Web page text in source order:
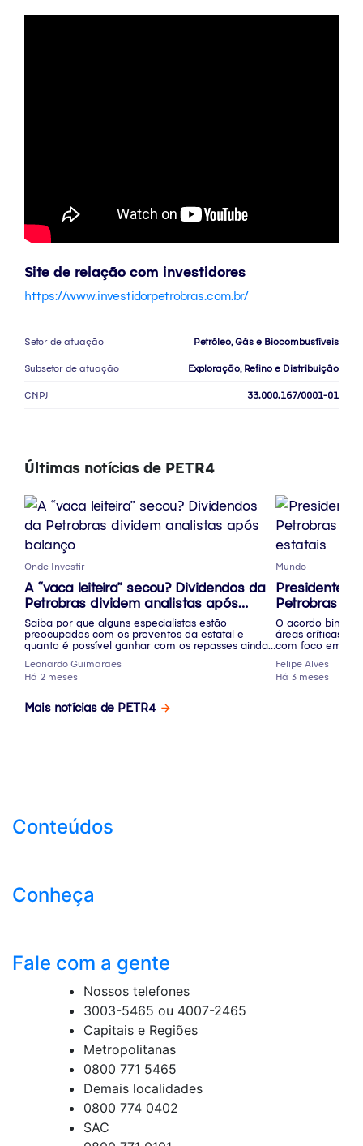
Site de relação com investidores
https://www.investidorpetrobras.com.br/
Setor de atuação Petróleo, Gás e Biocombustíveis
Subsetor de atuação Exploração, Refino e Distribuição
CNPJ 33.000.167/0001-01
Últimas notícias de PETR4
Onde Investir
A “vaca leiteira” secou? Dividendos da
Petrobras dividem analistas após
balanço
Saiba por que alguns especialistas estão
preocupados com os proventos da estatal e
quanto é possível ganhar com os repasses ainda
Leonardo Guimarães
Há 2 meses
Mundo
Presidente
Petrobras
estatais
O acordo
áreas críticas
com foco em
Felipe Alves
Há 3 meses
Mais notícias de PETR4
Conteúdos
Conheça
Fale com a gente
Nossos telefones
3003-5465 ou 4007-2465
Capitais e Regiões
Metropolitanas
0800 771 5465
Demais localidades
0800 774 0402
SAC